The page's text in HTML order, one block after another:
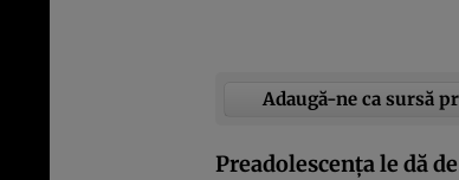
Adaugă-ne ca sursă
Preadolescenţa le dă